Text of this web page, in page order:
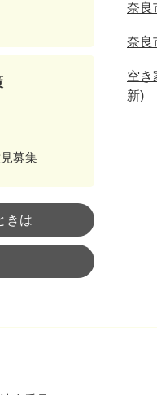
奈良
奈良
空き
新
募集
きは